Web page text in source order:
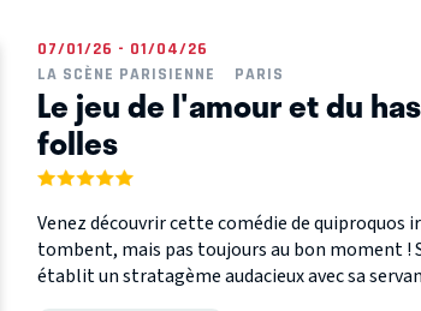
07/01/26 - 01/04/26
LA SCÈNE PARISIENNE
PARIS
Le jeu de l'amour et du
folles
Venez découvrir cette comédie de quiproquos
tombent, mais pas toujours au bon moment !
établit un stratagème audacieux avec sa